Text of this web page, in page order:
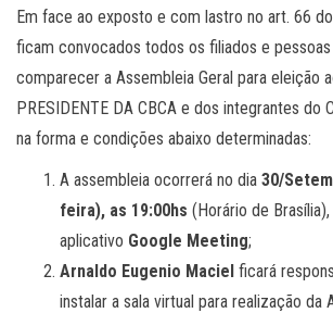
Em face ao exposto e com lastro no art. 66
ficam convocados todos os filiados e
comparecer a Assembleia Geral para eleição
PRESIDENTE DA CBCA e dos integrantes do
na forma e condições abaixo determinadas:
A assembleia ocorrerá no dia 30/
feira), as 19:00hs (Horário de
aplicativo Google Meeting;
Arnaldo Eugenio Maciel ficará
instalar a sala virtual para realização da